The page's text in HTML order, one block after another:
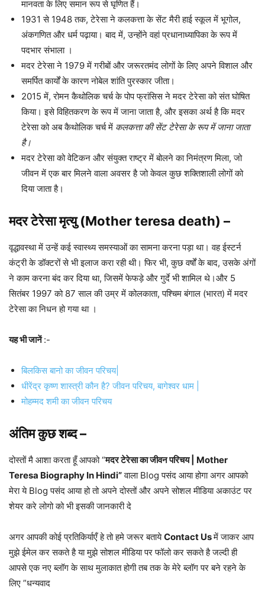
मानवता के लिए समान रूप से घृणित हैं।
1931 से 1948 तक, टेरेसा ने कलकत्ता के सेंट मैरी हाई स्कूल में भूगोल,
अंकगणित और धर्म पढ़ाया। बाद में, उन्होंने वहां प्रधानाध्यापिका के रूप में
पदभार संभाला ।
मदर टेरेसा ने 1979 में गरीबों और जरूरतमंद लोगों के लिए अपने विशाल और
समर्पित कार्यों के कारण नोबेल शांति पुरस्कार जीता।
2015 में, रोमन कैथोलिक चर्च के पोप फ्रांसिस ने मदर टेरेसा को संत घोषित
किया। इसे विहितकरण के रूप में जाना जाता है, और इसका अर्थ है कि मदर
टेरेसा को अब कैथोलिक चर्च में कलकत्ता की सेंट टेरेसा के रूप में जाना जाता
है।
मदर टेरेसा को वेटिकन और संयुक्त राष्ट्र में बोलने का निमंत्रण मिला, जो
जीवन में एक बार मिलने वाला अवसर है जो केवल कुछ शक्तिशाली लोगों को
दिया जाता है।
मदर टेरेसा मृत्यु (Mother teresa death) –
वृद्धावस्था में उन्हें कई स्वास्थ्य समस्याओं का सामना करना पड़ा था। वह ईस्टर्न
कंट्री के डॉक्टरों से भी इलाज करा रही थी। फिर भी, कुछ वर्षों के बाद, उसके अंगों
ने काम करना बंद कर दिया था, जिसमें फेफड़े और गुर्दे भी शामिल थे।और 5
सितंबर 1997 को 87 साल की उम्र में कोलकाता, पश्चिम बंगाल (भारत) में मदर
टेरेसा का निधन हो गया था ।
यह भी जानें:-
बिलकिस बानो का जीवन परिचय|
धीरेंद्र कृष्ण शास्त्री कौन है? जीवन परिचय, बागेश्वर धाम |
मोहम्मद शमी का जीवन परिचय
अंतिम कुछ शब्द –
दोस्तों मै आशा करता हूँ आपको “मदर टेरेसा का जीवन परिचय | Mother
Teresa Biography In Hindi”वाला Blog पसंद आया होगा अगर आपको
मेरा ये Blog पसंद आया हो तो अपने दोस्तों और अपने सोशल मीडिया अकाउंट पर
शेयर करे लोगो को भी इसकी जानकारी दे
अगर आपकी कोई प्रतिकिर्याएँ हे तो हमे जरूर बतायेContact Usमें जाकर आप
मुझे ईमेल कर सकते है या मुझे सोशल मीडिया पर फॉलो कर सकते है जल्दी ही
आपसे एक नए ब्लॉग के साथ मुलाकात होगी तब तक के मेरे ब्लॉग पर बने रहने के
लिए ”धन्यवाद